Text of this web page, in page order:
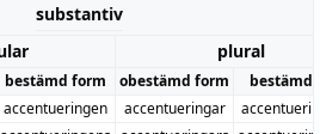
substantiv
plural
bestämd form obestämd form
bestämd
accentueringen accentueringar